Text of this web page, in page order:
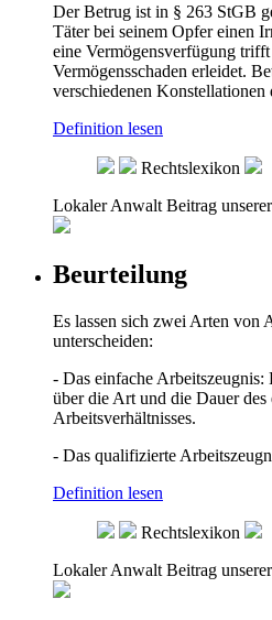
Der Betrug ist in § 263 StGB
Täter bei seinem Opfer einen
eine Vermögensverfügung
Vermögensschaden erleidet.
verschiedenen Konstellationen
Definition lesen
Rechtslexikon
Lokaler Anwalt Beitrag
Beurteilung
Es lassen sich zwei Arten von
unterscheiden:
- Das einfache
über die Art und die Dauer des
Arbeitsverhältnisses.
- Das qualifizierte
Definition lesen
Rechtslexikon
Lokaler Anwalt Beitrag